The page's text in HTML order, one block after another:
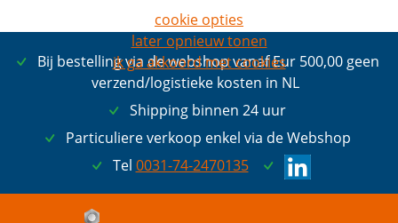
Bij bestelling via de webshop vanaf Eur 500,00 geen
verzend/logistieke kosten in NL
Shipping binnen 24 uur
Particuliere verkoop enkel via de Webshop
Tel 0031-74-2470135
cookie opties
later opnieuw tonen
ik ga akkoord met cookies